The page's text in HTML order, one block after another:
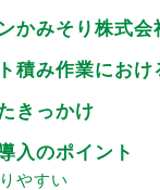
かみそり株式会
積み作業におけ
きっかけ
入のポイント
やすい